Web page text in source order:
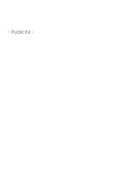
- Publicité -